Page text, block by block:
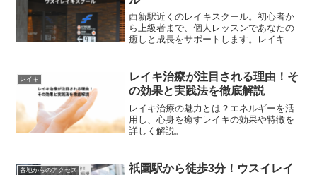
西新駅近くのレイキスクール。初心者か
ら上級者まで、個人レッスンであなたの
癒しと成長をサポートします。レイキ体
レイキ
レイキ治療が注目される理由！そ
の効果と実践法を徹底解説
レイキ治療の魅力とは？エネルギーを活
用し、心身を癒すレイキの効果や特徴を
詳しく解説。
各地からのアクセス
祇園駅から徒歩3分！ウスイレイ